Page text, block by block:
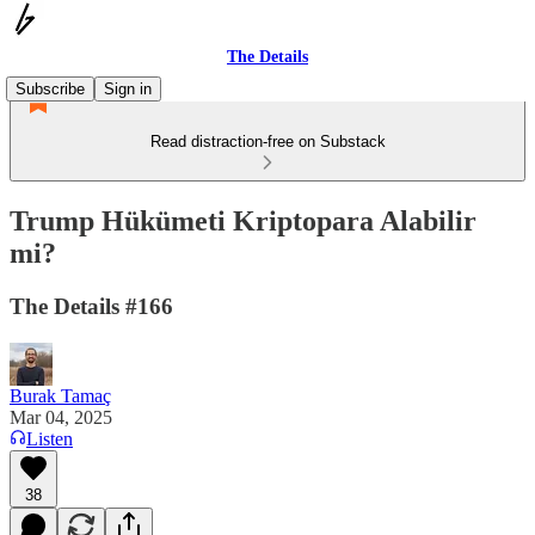
The Details
Subscribe
Sign in
Read distraction-free on Substack
Trump Hükümeti Kriptopara Alabilir
mi?
The Details #166
Burak Tamaç
Mar 04, 2025
Listen
38